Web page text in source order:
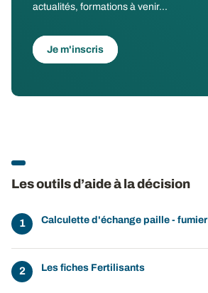
actualités, formations à venir...
Je m'inscris
Les outils d’aide à la décision
Calculette d'échange paille - fumier
Les fiches Fertilisants